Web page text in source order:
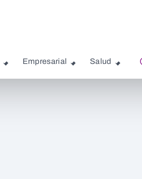
Empresarial Salud